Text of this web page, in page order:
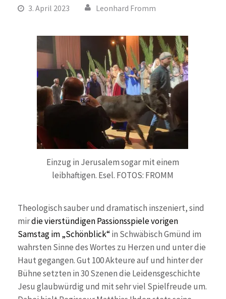
3. April 2023 Leonhard Fromm
Einzug in Jerusalem sogar mit einem
leibhaftigen. Esel. FOTOS: FROMM
Theologisch sauber und dramatisch inszeniert, sind
mirdie vierstündigen Passionsspiele vorigen
Samstag im „Schönblick“in Schwäbisch Gmünd im
wahrsten Sinne des Wortes zu Herzen und unter die
Haut gegangen. Gut 100 Akteure auf und hinter der
Bühne setzten in 30 Szenen die Leidensgeschichte
Jesu glaubwürdig und mit sehr viel Spielfreude um.